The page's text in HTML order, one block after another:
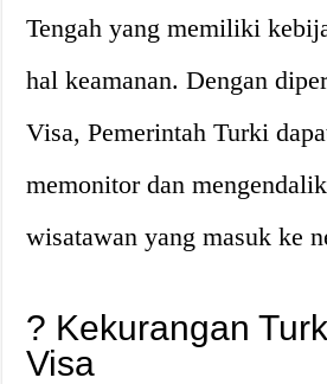
Tengah yang memiliki
hal keamanan. Dengan
Visa, Pemerintah Turki
memonitor dan
wisatawan yang masuk ke
? Kekurangan
Visa